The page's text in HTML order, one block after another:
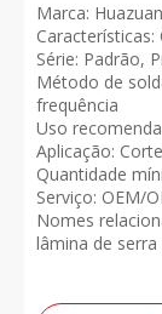
Marca: Huazuan
Série: Padrão,
Método de
frequência
Uso
Aplicação:
Quantidade
Serviço: OEM/
Nomes
lâmina de